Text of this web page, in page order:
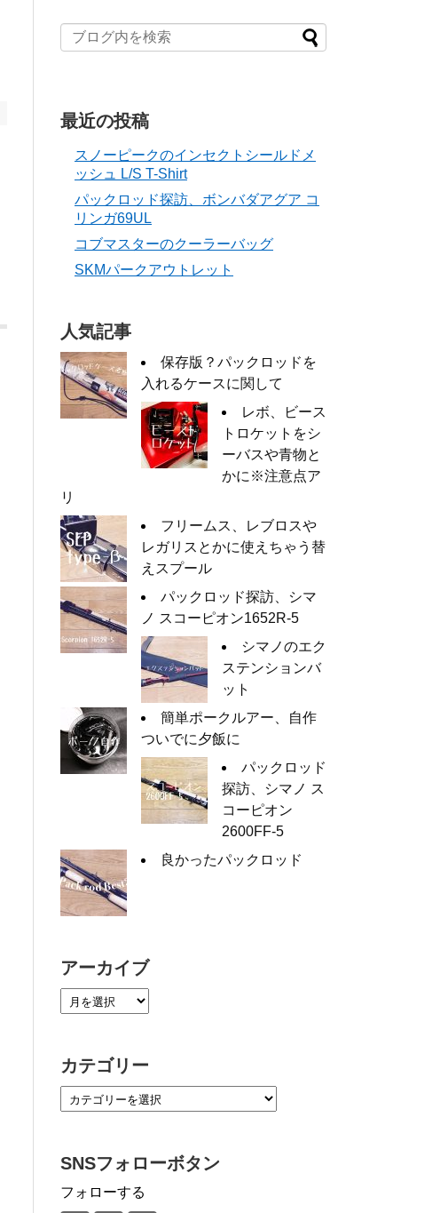
最近の投稿
スノーピークのインセクトシールドメ
ッシュ L/S T-Shirt
パックロッド探訪、ボンバダアグア コ
リンガ69UL
コブマスターのクーラーバッグ
SKMパークアウトレット
人気記事
保存版？パックロッドを
入れるケースに関して
レボ、ビース
トロケットをシ
ーバスや青物と
かに※注意点ア
リ
フリームス、レブロスや
レガリスとかに使えちゃう替
えスプール
パックロッド探訪、シマ
ノ スコーピオン1652R-5
シマノのエク
ステンションバ
ット
簡単ポークルアー、自作
ついでに夕飯に
パックロッド
探訪、シマノ ス
コーピオン
2600FF-5
良かったパックロッド
アーカイブ
カテゴリー
SNSフォローボタン
フォローする